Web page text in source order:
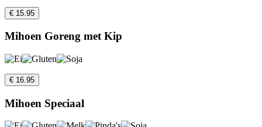
€ 15.95
Mihoen Goreng met Kip
€ 16.95
Mihoen Speciaal